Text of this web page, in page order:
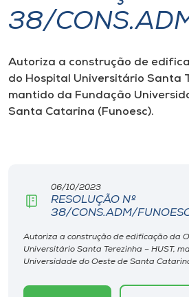
I.nova
Diplomados
Cultura
Biblioteca
Editora
38/
Autoriza a construção de
do Hospital Universitário Santa
mantido da Fundação
Santa Catarina (Funoesc).
06/10/2023
RESOLUÇÃO Nº
38/CONS.ADM/
Autoriza a construção de edificação da
Universitário Santa Terezinha – HUST,
Universidade do Oeste de Santa